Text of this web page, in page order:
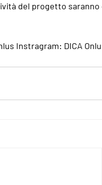
del progetto
Instragram: DICA